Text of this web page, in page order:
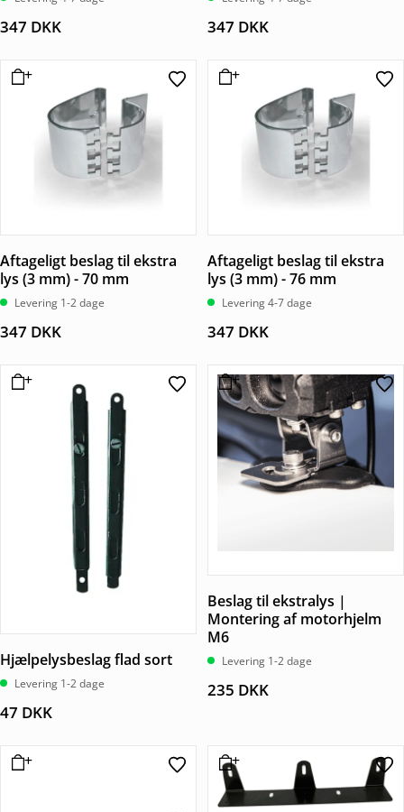
347 DKK 347 DKK
Aftageligt beslag til ekstra
lys (3 mm) - 70 mm
Levering 1-2 dage
347 DKK
Aftageligt beslag til ekstra
lys (3 mm) - 76 mm
Levering 4-7 dage
347 DKK
Hjælpelysbeslag flad sort
Levering 1-2 dage
47 DKK
Beslag til ekstralys |
Montering af motorhjelm
M6
Levering 1-2 dage
235 DKK